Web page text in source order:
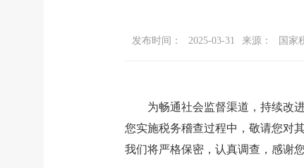
发布时间： 2025-03-31 来源： 国家
为畅通社会监督渠道，持续改进
您实施税务稽查过程中，敬请您对
我们将严格保密，认真调查，感谢